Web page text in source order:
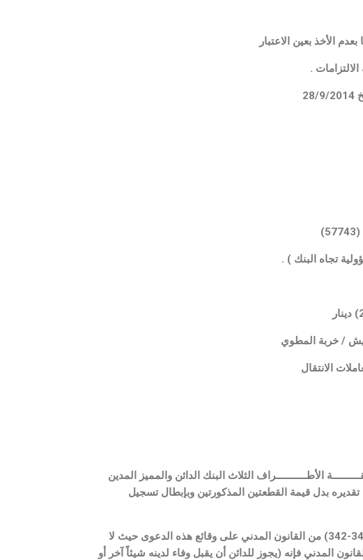
.
تجاه البنك ) .
(309) من القانون المدني بموافقــــــــــة الأطـــــــــــراف الثلاث البنك الدائن والمميز المدين
.. ، وإن الوفاء الذي تم من الغير بمبلغ (290000) دينار الذي تم تقديره بدل قيمة القطعتين المذكورتين وبإبطال تسجيل
ونجد أن لا وجـــــــه لإعمال أحكام الوفــــــــــاء الاعتياضي المنصــــــــــوص عليها فــي المواد(340-342) من القانون المدني على وقائع هذه الدعوى حيث لا
موضوع الدعوى أحكام الوفاء الاعتياضي ذلك أنه بموجب المادة (340) من القانون المدني فإنه (يجوز للدائن أن يقبل وفاء لدينه شيئاً آخر أو